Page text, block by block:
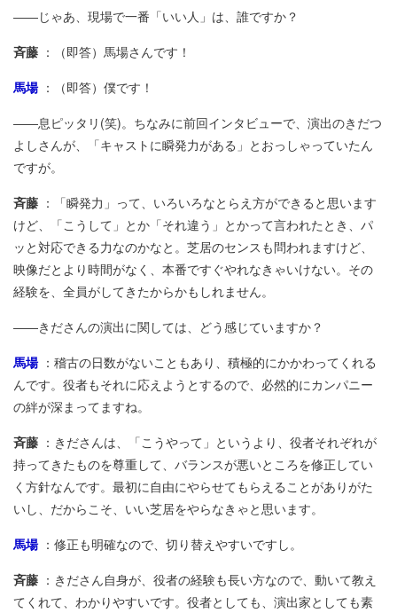
――じゃあ、現場で一番「いい人」は、誰ですか？
斉藤 ：（即答）馬場さんです！
馬場：（即答）僕です！
――息ピッタリ(笑)。ちなみに前回インタビューで、演出のきだつ
よしさんが、「キャストに瞬発力がある」とおっしゃっていたん
ですが。
斉藤 ：「瞬発力」って、いろいろなとらえ方ができると思います
けど、「こうして」とか「それ違う」とかって言われたとき、パ
ッと対応できる力なのかなと。芝居のセンスも問われますけど、
映像だとより時間がなく、本番ですぐやれなきゃいけない。その
経験を、全員がしてきたからかもしれません。
――きださんの演出に関しては、どう感じていますか？
馬場：稽古の日数がないこともあり、積極的にかかわってくれる
んです。役者もそれに応えようとするので、必然的にカンパニー
の絆が深まってますね。
斉藤 ：きださんは、「こうやって」というより、役者それぞれが
持ってきたものを尊重して、バランスが悪いところを修正してい
く方針なんです。最初に自由にやらせてもらえることがありがた
いし、だからこそ、いい芝居をやらなきゃと思います。
馬場：修正も明確なので、切り替えやすいですし。
斉藤 ：きださん自身が、役者の経験も長い方なので、動いて教え
てくれて、わかりやすいです。役者としても、演出家としても素